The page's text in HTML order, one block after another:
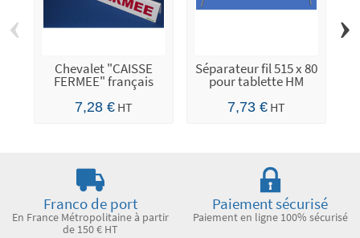
Chevalet "CAISSE
FERMEE" français
7,28 € HT
Séparateur fil 515 x 80
pour tablette HM
7,73 € HT
‹ ›
Franco de port
En France Métropolitaine à partir
de 150 € HT
Paiement sécurisé
Paiement en ligne 100% sécurisé